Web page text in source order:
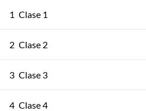
1 Clase 1
2 Clase 2
3 Clase 3
4 Clase 4